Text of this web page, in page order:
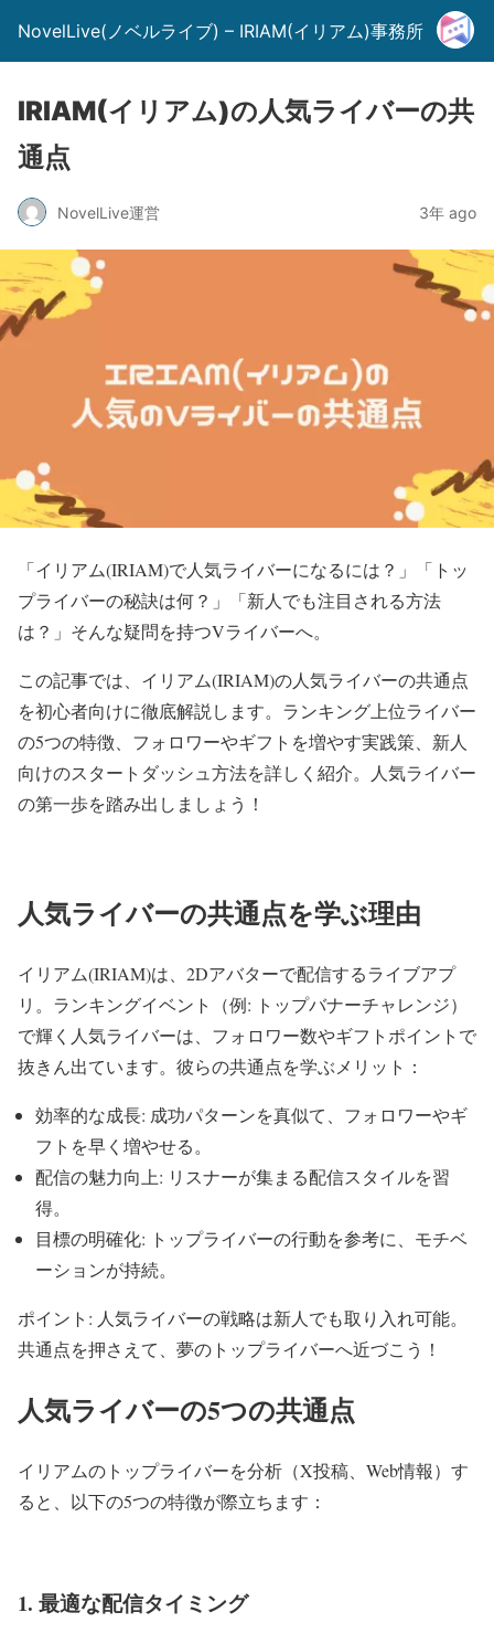
NovelLive(ノベルライブ) – IRIAM(イリアム)事務所
IRIAM(イリアム)の人気ライバーの共
通点
NovelLive運営 3年 ago
「イリアム(IRIAM)で人気ライバーになるには？」「トッ
プライバーの秘訣は何？」「新人でも注目される方法
は？」そんな疑問を持つVライバーへ。
この記事では、イリアム(IRIAM)の人気ライバーの共通点
を初心者向けに徹底解説します。ランキング上位ライバー
の5つの特徴、フォロワーやギフトを増やす実践策、新人
向けのスタートダッシュ方法を詳しく紹介。人気ライバー
の第一歩を踏み出しましょう！
人気ライバーの共通点を学ぶ理由
イリアム(IRIAM)は、2Dアバターで配信するライブアプ
リ。ランキングイベント（例: トップバナーチャレンジ）
で輝く人気ライバーは、フォロワー数やギフトポイントで
抜きん出ています。彼らの共通点を学ぶメリット：
効率的な成長: 成功パターンを真似て、フォロワーやギ
フトを早く増やせる。
配信の魅力向上: リスナーが集まる配信スタイルを習
得。
目標の明確化: トップライバーの行動を参考に、モチベ
ーションが持続。
ポイント: 人気ライバーの戦略は新人でも取り入れ可能。
共通点を押さえて、夢のトップライバーへ近づこう！
人気ライバーの5つの共通点
イリアムのトップライバーを分析（X投稿、Web情報）す
ると、以下の5つの特徴が際立ちます：
1. 最適な配信タイミング